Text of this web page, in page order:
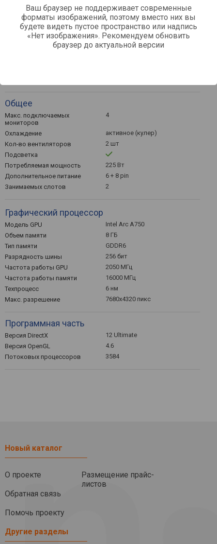
Ваш браузер не поддерживает современные
форматы изображений, поэтому вместо них вы
будете видеть пустое пространство или надпись
«Нет изображения». Рекомендуем обновить
браузер до актуальной версии
Подключение PCI-E v4.0 / x16 /
Разъемы подключения
1 шт
Общее
Макс. подключаемых
мониторов
4
Охлаждение
активное (кулер)
Кол-во вентиляторов
2 шт
Подсветка
Потребляемая мощность
225 Вт
Дополнительное питание
6 + 8 pin
Занимаемых слотов
2
Графический процессор
Модель GPU
Intel Arc A750
Объем памяти
8 ГБ
Тип памяти
GDDR6
Разрядность шины
256 бит
Частота работы GPU
2050 МГц
Частота работы памяти
16000 МГц
Техпроцесс
6 нм
Макс. разрешение
7680x4320 пикс
Программная часть
Версия DirectX
12 Ultimate
Версия OpenGL
4.6
Потоковых процессоров
3584
Новый каталог
О проекте
Обратная связь
Помочь проекту
Размещение прайс-
листов
Другие разделы